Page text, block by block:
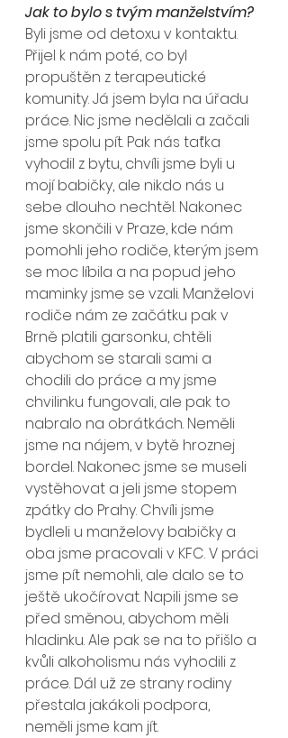
Jak to bylo s tvým manželstvím?
Byli jsme od detoxu v kontaktu.
Přijel k nám poté, co byl
propuštěn z terapeutické
komunity. Já jsem byla na úřadu
práce. Nic jsme nedělali a začali
jsme spolu pít. Pak nás taťka
vyhodil z bytu, chvíli jsme byli u
mojí babičky, ale nikdo nás u
sebe dlouho nechtěl. Nakonec
jsme skončili v Praze, kde nám
pomohli jeho rodiče, kterým jsem
se moc líbila a na popud jeho
maminky jsme se vzali. Manželovi
rodiče nám ze začátku pak v
Brně platili garsonku, chtěli
abychom se starali sami a
chodili do práce a my jsme
chvilinku fungovali, ale pak to
nabralo na obrátkách. Neměli
jsme na nájem, v bytě hroznej
bordel. Nakonec jsme se museli
vystěhovat a jeli jsme stopem
zpátky do Prahy. Chvíli jsme
bydleli u manželovy babičky a
oba jsme pracovali v KFC. V práci
jsme pít nemohli, ale dalo se to
ještě ukočírovat. Napili jsme se
před směnou, abychom měli
hladinku. Ale pak se na to přišlo a
kvůli alkoholismu nás vyhodili z
práce. Dál už ze strany rodiny
přestala jakákoli podpora,
neměli jsme kam jít.